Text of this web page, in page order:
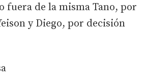
fuera de la misma Tano, por
y Diego, por decisión